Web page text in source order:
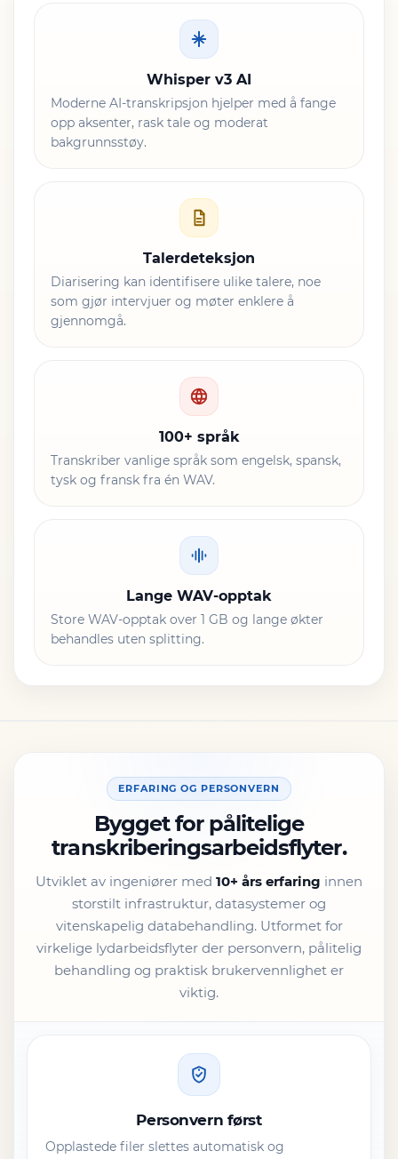
Whisper v3 AI
Moderne AI-transkripsjon hjelper med å fange
opp aksenter, rask tale og moderat
bakgrunnsstøy.
Talerdeteksjon
Diarisering kan identifisere ulike talere, noe
som gjør intervjuer og møter enklere å
gjennomgå.
100+ språk
Transkriber vanlige språk som engelsk, spansk,
tysk og fransk fra én WAV.
Lange WAV-opptak
Store WAV-opptak over 1 GB og lange økter
behandles uten splitting.
ERFARING OG PERSONVERN
Bygget for pålitelige
transkriberingsarbeidsflyter.
Utviklet av ingeniører med 10+ års erfaring innen
storstilt infrastruktur, datasystemer og
vitenskapelig databehandling. Utformet for
virkelige lydarbeidsflyter der personvern, pålitelig
behandling og praktisk brukervennlighet er
viktig.
Personvern først
Opplastede filer slettes automatisk og